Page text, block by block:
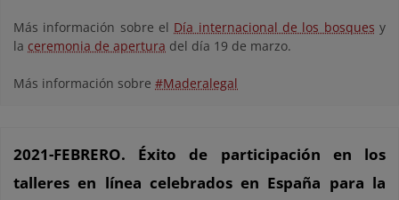
Más información sobre el Día internacional de los bosques y
la ceremonia de apertura del día 19 de marzo.
Más información sobre #Maderalegal
2021-FEBRERO. Éxito de participación en los
talleres en línea celebrados en España para la